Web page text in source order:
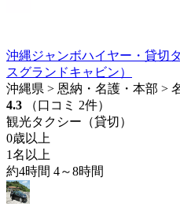
沖縄ジャンボハイヤー・貸切
スグランドキャビン）
沖縄県 > 恩納・名護・本部 >
4.3
（口コミ 2件）
観光タクシー（貸切）
0歳以上
1名以上
約4時間 4～8時間